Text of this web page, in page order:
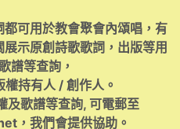
可用於教會聚會內頌唱，有
示原創詩歌歌詞，出版等用
譜等查詢，
持有人 / 創作人。
及歌譜等查詢, 可電郵至
，我們會提供協助。